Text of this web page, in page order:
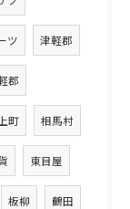
ツ 津軽郡
郡
町 相馬村
東目屋
板柳 鶴田